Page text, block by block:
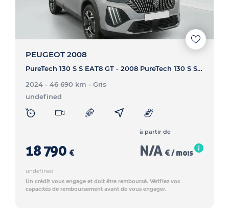
PEUGEOT 2008
PureTech 130 S S EAT8 GT - 2008 PureTech 130 S S EAT8 GT
2024 - 46 690 km - Gris
undefined
18 790 €
à partir de
N/A € / mois
undefined
Un crédit vous engage et doit être remboursé. Vérifiez vos
capacités de remboursement avant de vous engager.